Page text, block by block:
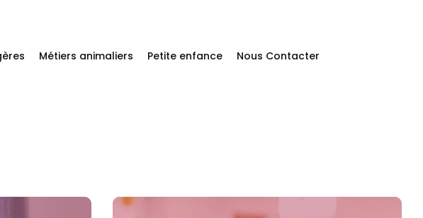
Métiers animaliers Petite enfance Nous Contacter